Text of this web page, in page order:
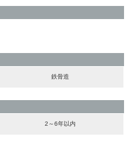
鉄骨造
2～6年以内